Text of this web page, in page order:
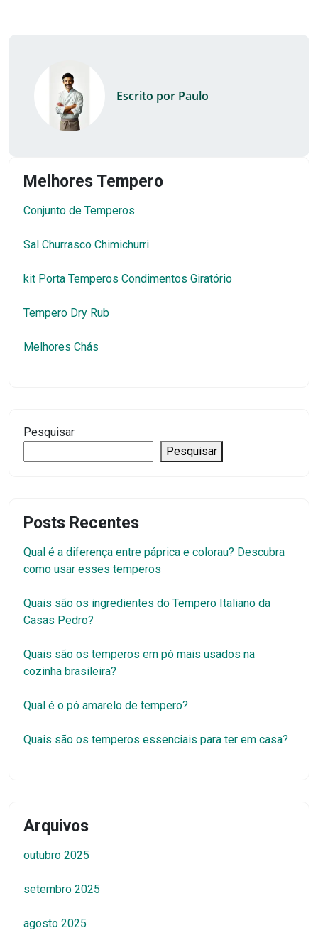
Escrito por Paulo
Melhores Tempero
Conjunto de Temperos
Sal Churrasco Chimichurri
kit Porta Temperos Condimentos Giratório
Tempero Dry Rub
Melhores Chás
Pesquisar
Pesquisar
Posts Recentes
Qual é a diferença entre páprica e colorau? Descubra
como usar esses temperos
Quais são os ingredientes do Tempero Italiano da
Casas Pedro?
Quais são os temperos em pó mais usados na
cozinha brasileira?
Qual é o pó amarelo de tempero?
Quais são os temperos essenciais para ter em casa?
Arquivos
outubro 2025
setembro 2025
agosto 2025